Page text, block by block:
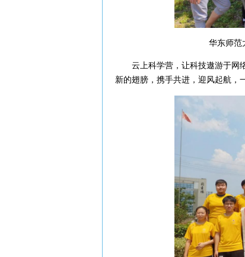
华东师范大
云上科学营，让科技遨游于网络
新的翅膀，携手共进，迎风起航，